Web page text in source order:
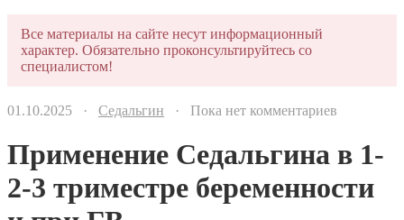
Все материалы на сайте несут информационный
характер. Обязательно проконсультируйтесь со
специалистом!
01.10.2025 · Седальгин · Пока нет комментариев
Применение Седальгина в 1-
2-3 триместре беременности